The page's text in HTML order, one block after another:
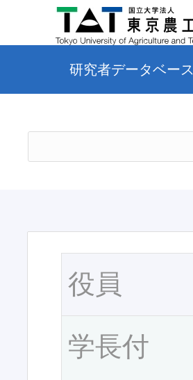
研究者データベース
役員
学長付